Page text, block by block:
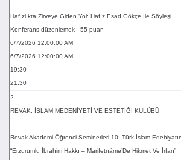
Hafızlıkta Zirveye Giden Yol: Hafız Esad Gökçe İle Söyleşi
Konferans düzenlemek - 55 puan
6/7/2026 12:00:00 AM
6/7/2026 12:00:00 AM
19:30
21:30
2
REVAK: İSLAM MEDENİYETİ VE ESTETİĞİ KULÜBÜ
Revak Akademi Öğrenci Seminerleri 10: Türk-İslam
“Erzurumlu İbrahim Hakkı – Marifetnâme’De Hikmet Ve İrfan”